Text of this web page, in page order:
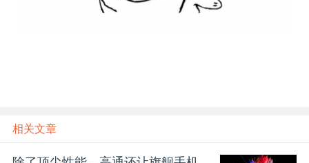
相关文章